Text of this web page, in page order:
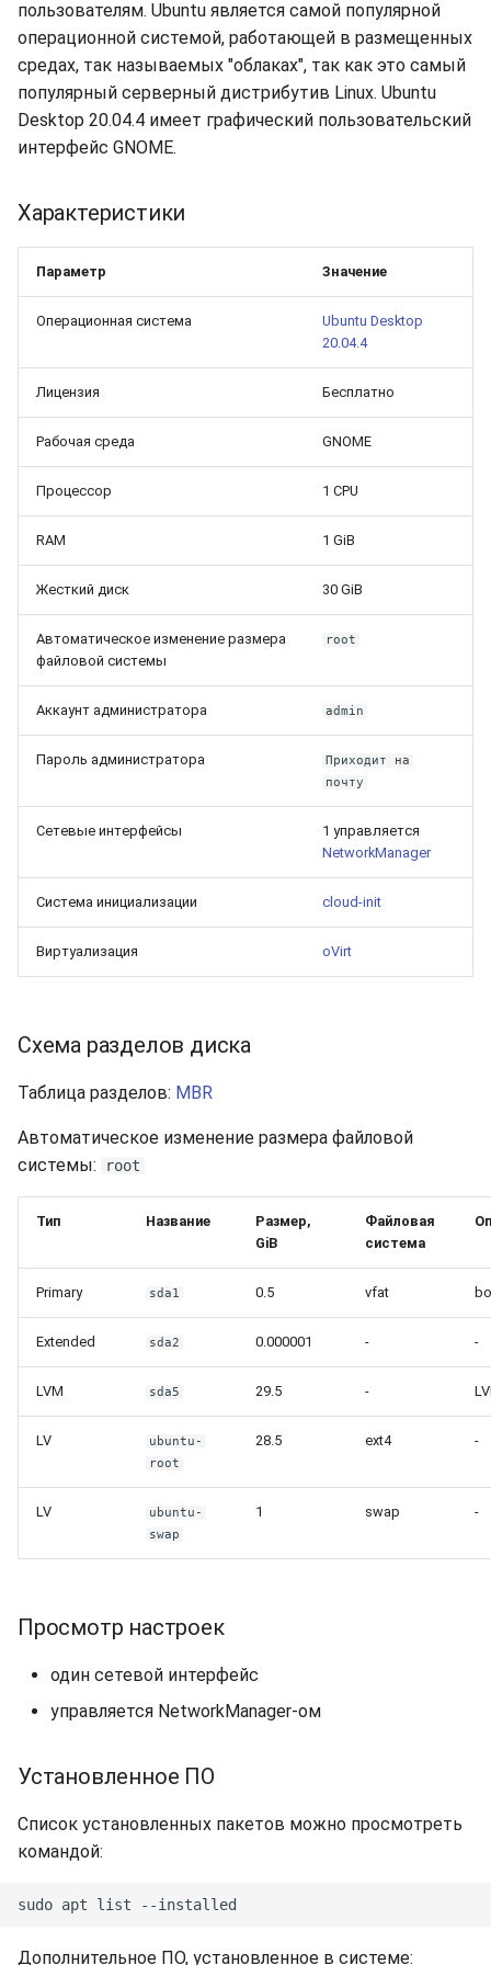
s
a
h
i
Доступность
Безопасность
Интеграция
Отчёты
Расписание проверок
16.04.6 (2021-01-19)
Как добавить новый диск
в Linux?
Как расширить
существующий диск в
Boot-меню виртуальной
машины
SSH
Бэкапы
Поиск
Удаление файлов
Синхронизация с
Gateways
Способы подключений
Гайды
пользователям. Ubuntu является самой популярной
операционной системой, работающей в размещенных
средах, так называемых "облаках", так как это самый
популярный серверный дистрибутив Linux. Ubuntu
Desktop 20.04.4 имеет графический пользовательский
интерфейс GNOME.
Характеристики
Параметр Значение
Операционная система
Ubuntu Desktop
20.04.4
Лицензия Бесплатно
Рабочая среда GNOME
Процессор 1 CPU
RAM 1 GiB
Жесткий диск 30 GiB
Автоматическое изменение размера
файловой системы
root
Аккаунт администратора admin
Пароль администратора
Приходит на
почту
Сетевые интерфейсы
1 управляется
NetworkManager
Система инициализации cloud-init
Виртуализация oVirt
Схема разделов диска
Таблица разделов: MBR
Автоматическое изменение размера файловой
системы:
root
Тип Название
Размер,
GiB
Файловая
система
Primary sda1 0.5 vfat
Extended sda2 0.000001 - -
LVM sda5 29.5 -
LV
ubuntu-
root
28.5 ext4 -
LV
ubuntu-
swap
1 swap -
Просмотр настроек
один сетевой интерфейс
управляется NetworkManager-ом
Установленное ПО
Список установленных пакетов можно просмотреть
командой:
Дополнительное ПО, установленное в системе: